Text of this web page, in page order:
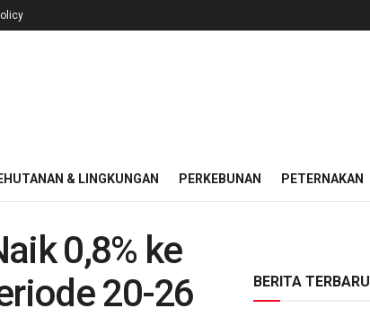
& LINGKUNGAN PERKEBUNAN PETERNAKAN
0,8% ke
20-26
BERITA TERBARU